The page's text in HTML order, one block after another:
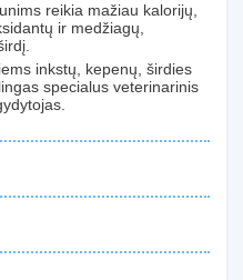
reikia mažiau kalorijų,
ir medžiagų,
inkstų, kepenų, širdies
specialus veterinarinis